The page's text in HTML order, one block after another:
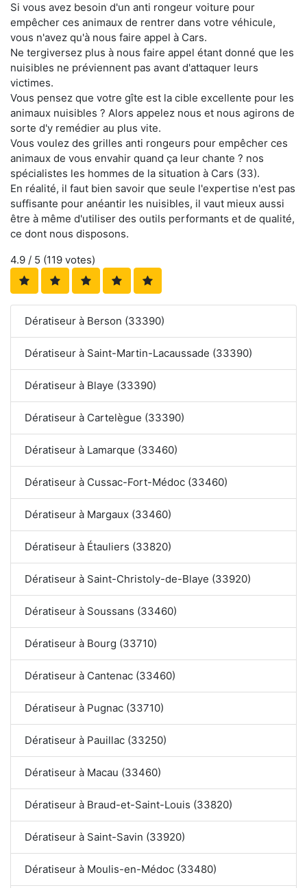
Si vous avez besoin d'un anti rongeur voiture pour
empêcher ces animaux de rentrer dans votre véhicule,
vous n'avez qu'à nous faire appel à Cars.
Ne tergiversez plus à nous faire appel étant donné que les
nuisibles ne préviennent pas avant d'attaquer leurs
victimes.
Vous pensez que votre gîte est la cible excellente pour les
animaux nuisibles ? Alors appelez nous et nous agirons de
sorte d'y remédier au plus vite.
Vous voulez des grilles anti rongeurs pour empêcher ces
animaux de vous envahir quand ça leur chante ? nos
spécialistes les hommes de la situation à Cars (33).
En réalité, il faut bien savoir que seule l'expertise n'est pas
suffisante pour anéantir les nuisibles, il vaut mieux aussi
être à même d'utiliser des outils performants et de qualité,
ce dont nous disposons.
4.9 / 5 (119 votes)
Dératiseur à Berson (33390)
Dératiseur à Saint-Martin-Lacaussade (33390)
Dératiseur à Blaye (33390)
Dératiseur à Cartelègue (33390)
Dératiseur à Lamarque (33460)
Dératiseur à Cussac-Fort-Médoc (33460)
Dératiseur à Margaux (33460)
Dératiseur à Étauliers (33820)
Dératiseur à Saint-Christoly-de-Blaye (33920)
Dératiseur à Soussans (33460)
Dératiseur à Bourg (33710)
Dératiseur à Cantenac (33460)
Dératiseur à Pugnac (33710)
Dératiseur à Pauillac (33250)
Dératiseur à Macau (33460)
Dératiseur à Braud-et-Saint-Louis (33820)
Dératiseur à Saint-Savin (33920)
Dératiseur à Moulis-en-Médoc (33480)